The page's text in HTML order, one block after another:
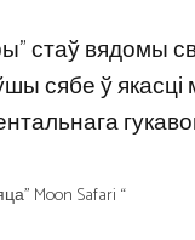
вядомы
сябе ў якасці
Moon Safari “